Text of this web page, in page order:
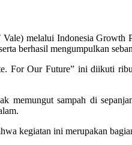
melalui Indonesia
berhasil mengumpulkan
For Our Future”ini diikuti
memungut sampah di
kegiatan ini merupakan